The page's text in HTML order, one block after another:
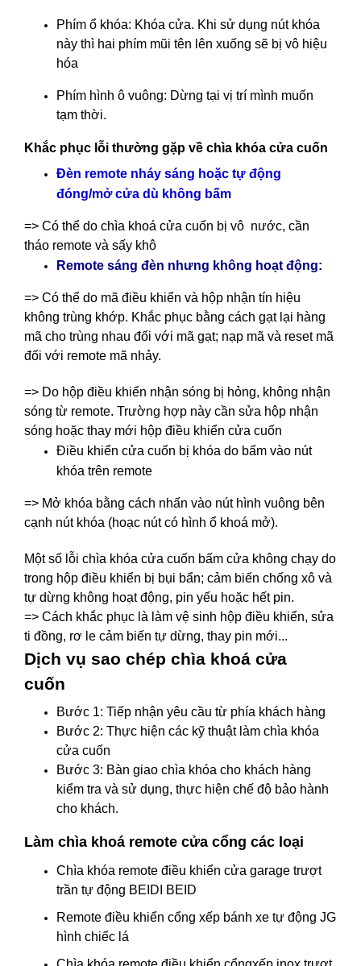
Phím ổ khóa: Khóa cửa. Khi sử dụng nút khóa
này thì hai phím mũi tên lên xuống sẽ bị vô hiệu
hóa
Phím hình ô vuông: Dừng tại vị trí mình muốn
tạm thời.
Khắc phục lỗi thường gặp về chìa khóa cửa cuốn
Đèn remote nháy sáng hoặc tự động
đóng/mở cửa dù không bấm
=> Có thể do chìa khoá cửa cuốn bị vô nước, cần
tháo remote và sấy khô
Remote sáng đèn nhưng không hoạt động:
=> Có thể do mã điều khiển và hộp nhận tín hiệu
không trùng khớp. Khắc phục bằng cách gạt lại hàng
mã cho trùng nhau đối với mã gạt; nạp mã và reset mã
đối với remote mã nhảy.
=> Do hộp điều khiển nhận sóng bị hỏng, không nhận
sóng từ remote. Trường hợp này cần sửa hộp nhận
sóng hoặc thay mới hộp điều khiển cửa cuốn
Điều khiển cửa cuốn bị khóa do bấm vào nút
khóa trên remote
=> Mở khóa bằng cách nhấn vào nút hình vuông bên
cạnh nút khóa (hoạc nút có hình ổ khoá mở).
Một số lỗi chìa khóa cửa cuốn bấm cửa không chạy do
trong hộp điều khiển bị bụi bẩn; cảm biến chống xô và
tự dừng không hoạt động, pin yếu hoặc hết pin.
=> Cách khắc phục là làm vệ sinh hộp điều khiển, sửa
ti đồng, rơ le cảm biến tự dừng, thay pin mới...
Dịch vụ sao chép chìa khoá cửa
cuốn
Bước 1: Tiếp nhận yêu cầu từ phía khách hàng
Bước 2: Thực hiện các kỹ thuật làm chìa khóa
cửa cuốn
Bước 3: Bàn giao chìa khóa cho khách hàng
kiểm tra và sử dụng, thực hiện chế độ bảo hành
cho khách.
Làm chìa khoá remote cửa cổng các loại
Chìa khóa remote điều khiển cửa garage trượt
trần tự động BEIDI BEID
Remote điều khiển cổng xếp bánh xe tự động JG
hình chiếc lá